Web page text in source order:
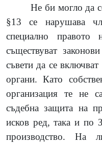
Не би могло да
§13 се нарушава
специално правото
съществуват
съвети да се
органи. Като
организация те не
съдебна защита на
исков ред, така и по
производство. На